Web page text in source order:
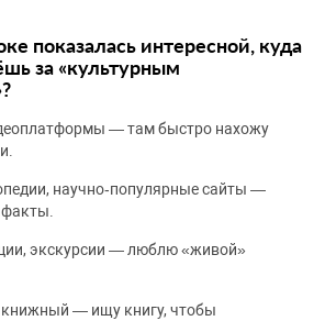
показалась интересной, куда
за «культурным
— там быстро нахожу
научно‑популярные сайты —
экскурсии — люблю «живой»
книжный — ищу книгу, чтобы